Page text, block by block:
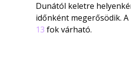
Dunától keletre
időnként megerősödik.
13 fok várható.